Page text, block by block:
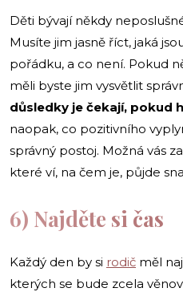
Děti bývají někdy
Musíte jim jasně říct, jaká
pořádku, a co není. Pokud
měli byste jim vysvětlit
důsledky je čekají, pokud
naopak, co pozitivního
správný postoj. Možná vás
které ví, na čem je, půjde
6) Najděte si čas
Každý den by si rodič měl
kterých se bude zcela